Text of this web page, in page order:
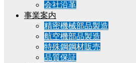
会社沿革
事業案内
精密機械部品製造
航空機部品製造
特殊鋼鋼材販売
品質保証